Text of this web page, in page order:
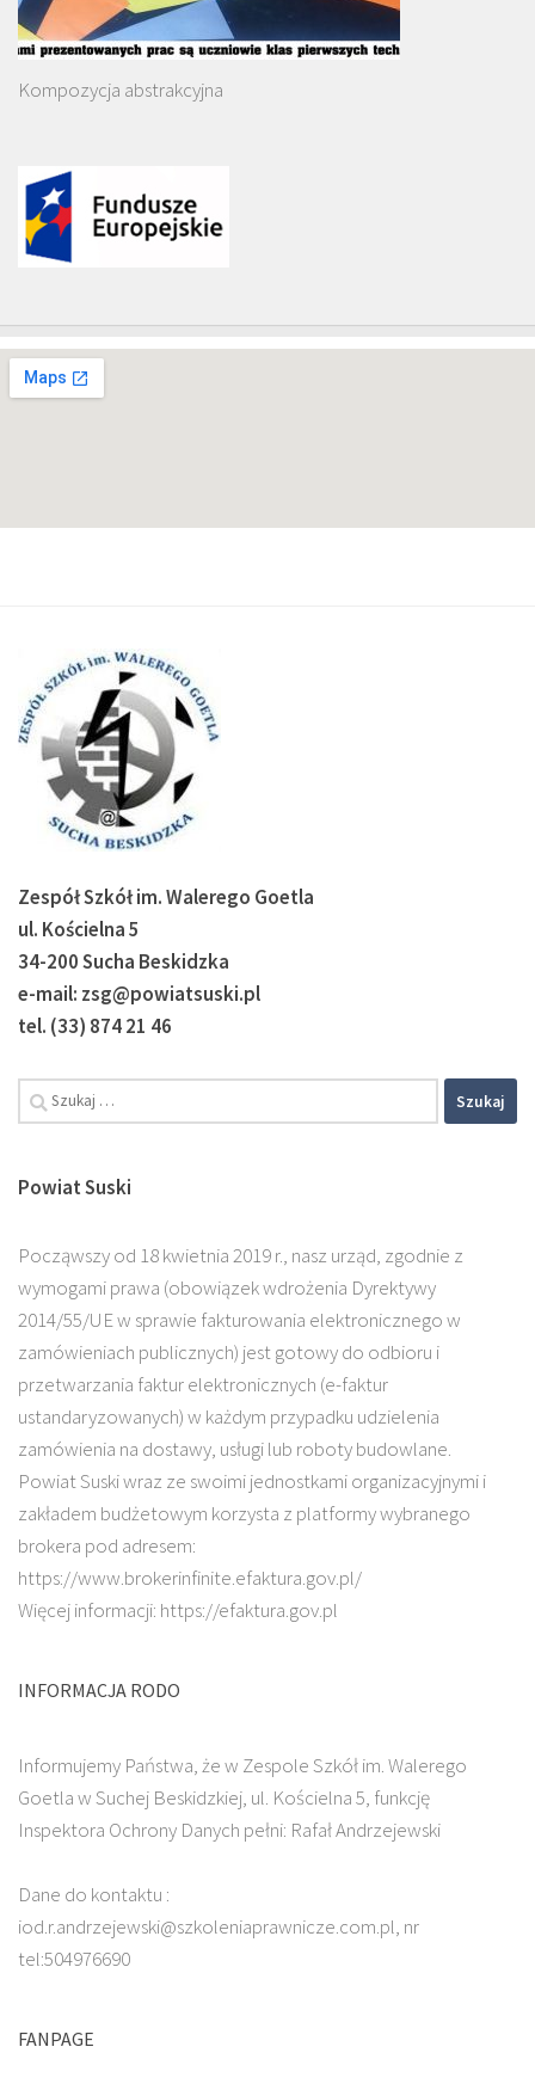
Kompozycja abstrakcyjna
Zespół Szkół im. Walerego Goetla
ul. Kościelna 5
34-200 Sucha Beskidzka
e-mail: zsg@powiatsuski.pl
tel. (33) 874 21 46
Powiat Suski
Począwszy od 18 kwietnia 2019 r., nasz urząd, zgodnie z
wymogami prawa (obowiązek wdrożenia Dyrektywy
2014/55/UE w sprawie fakturowania elektronicznego w
zamówieniach publicznych) jest gotowy do odbioru i
przetwarzania faktur elektronicznych (e-faktur
ustandaryzowanych) w każdym przypadku udzielenia
zamówienia na dostawy, usługi lub roboty budowlane.
Powiat Suski wraz ze swoimi jednostkami organizacyjnymi i
zakładem budżetowym korzysta z platformy wybranego
brokera pod adresem:
https://www.brokerinfinite.efaktura.gov.pl/
Więcej informacji: https://efaktura.gov.pl
INFORMACJA RODO
Informujemy Państwa, że w Zespole Szkół im. Walerego
Goetla w Suchej Beskidzkiej, ul. Kościelna 5, funkcję
Inspektora Ochrony Danych pełni: Rafał Andrzejewski
Dane do kontaktu :
iod.r.andrzejewski@szkoleniaprawnicze.com.pl, nr
tel:504976690
FANPAGE